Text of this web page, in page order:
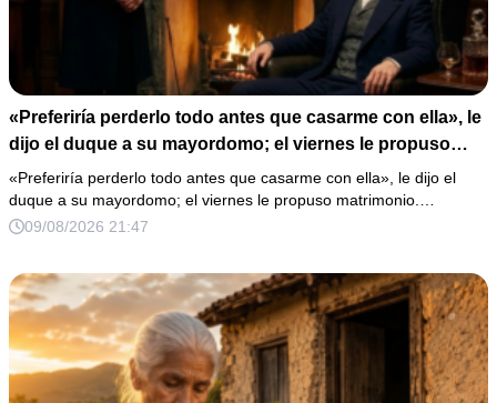
«Preferiría perderlo todo antes que casarme con ella», le
dijo el duque a su mayordomo; el viernes le propuso
matrimonio.
«Preferiría perderlo todo antes que casarme con ella», le dijo el
duque a su mayordomo; el viernes le propuso matrimonio.…
09/08/2026 21:47